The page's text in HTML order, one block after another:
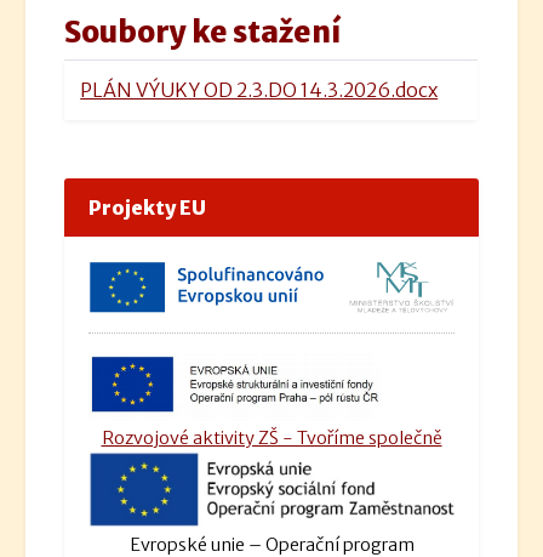
Soubory ke stažení
PLÁN VÝUKY OD 2.3.DO 14.3.2026.docx
Projekty EU
Rozvojové aktivity ZŠ - Tvoříme společně
Evropské unie – Operační program